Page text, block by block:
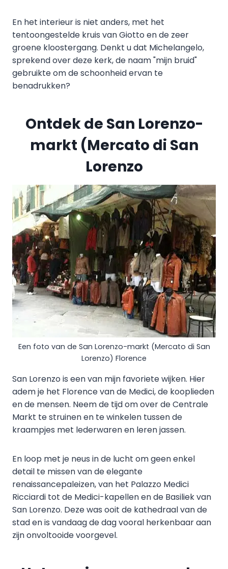
En het interieur is niet anders, met het
tentoongestelde kruis van Giotto en de zeer
groene kloostergang. Denkt u dat Michelangelo,
sprekend over deze kerk, de naam "mijn bruid"
gebruikte om de schoonheid ervan te
benadrukken?
Ontdek de San Lorenzo-
markt (Mercato di San
Lorenzo
Een foto van de San Lorenzo-markt (Mercato di San
Lorenzo) Florence
San Lorenzo is een van mijn favoriete wijken. Hier
adem je het Florence van de Medici, de kooplieden
en de mensen. Neem de tijd om over de Centrale
Markt te struinen en te winkelen tussen de
kraampjes met lederwaren en leren jassen.
En loop met je neus in de lucht om geen enkel
detail te missen van de elegante
renaissancepaleizen, van het Palazzo Medici
Ricciardi tot de Medici-kapellen en de Basiliek van
San Lorenzo. Deze was ooit de kathedraal van de
stad en is vandaag de dag vooral herkenbaar aan
zijn onvoltooide voorgevel.